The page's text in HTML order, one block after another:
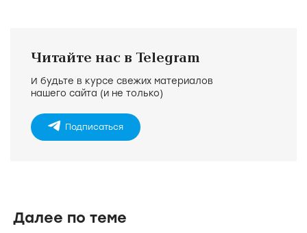
Читайте нас в Telegram
И будьте в курсе свежих материалов
нашего сайта (и не только)
Подписаться
Далее по теме